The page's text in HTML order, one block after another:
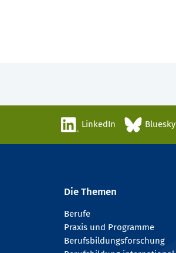
LinkedIn Bluesky
Die Themen
Berufe
Praxis und Programme
Berufsbildungsforschung